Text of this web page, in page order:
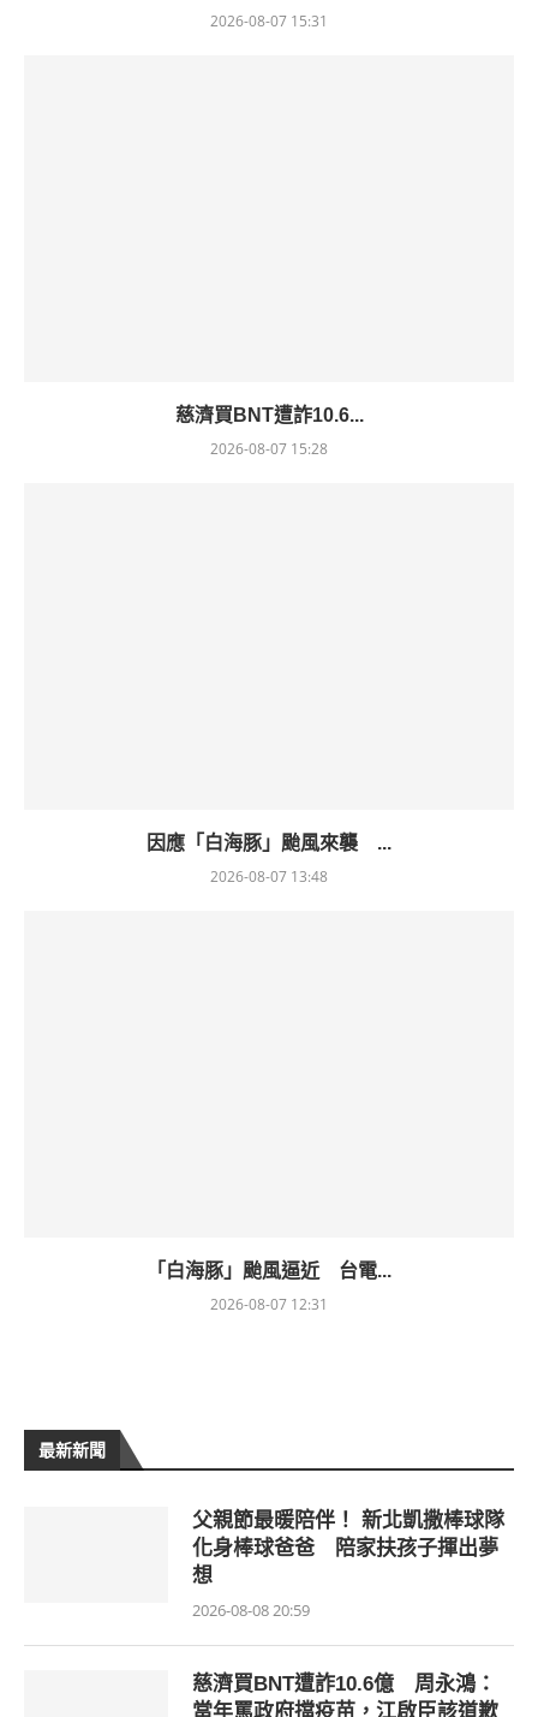
2026-08-07 15:31
慈濟買BNT遭詐10.6...
2026-08-07 15:28
因應「白海豚」颱風來襲 ...
2026-08-07 13:48
「白海豚」颱風逼近 台電...
2026-08-07 12:31
最新新聞
父親節最暖陪伴！ 新北凱撒棒球隊
化身棒球爸爸 陪家扶孩子揮出夢
想
2026-08-08 20:59
慈濟買BNT遭詐10.6億 周永鴻：
當年罵政府擋疫苗，江啟臣該道歉